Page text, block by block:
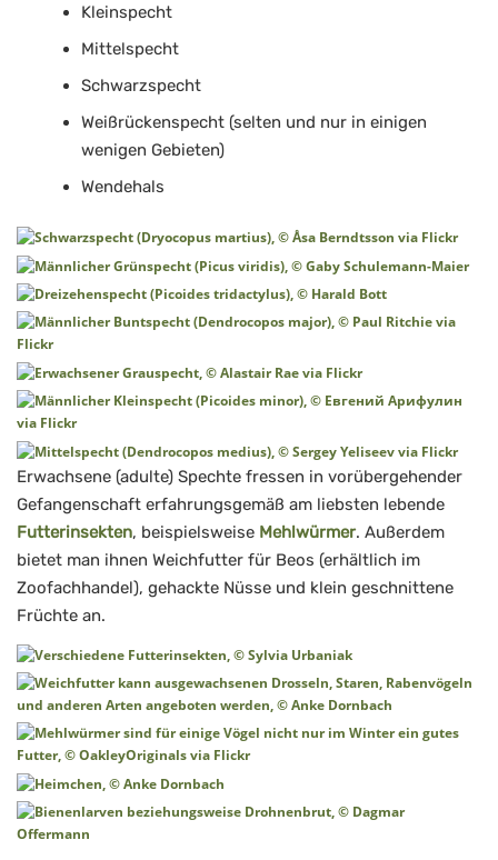
Kleinspecht
Mittelspecht
Schwarzspecht
Weißrückenspecht (selten und nur in einigen
wenigen Gebieten)
Wendehals
Erwachsene (adulte) Spechte fressen in vorübergehender
Gefangenschaft erfahrungsgemäß am liebsten lebende
Futterinsekten, beispielsweise Mehlwürmer. Außerdem
bietet man ihnen Weichfutter für Beos (erhältlich im
Zoofachhandel), gehackte Nüsse und klein geschnittene
Früchte an.